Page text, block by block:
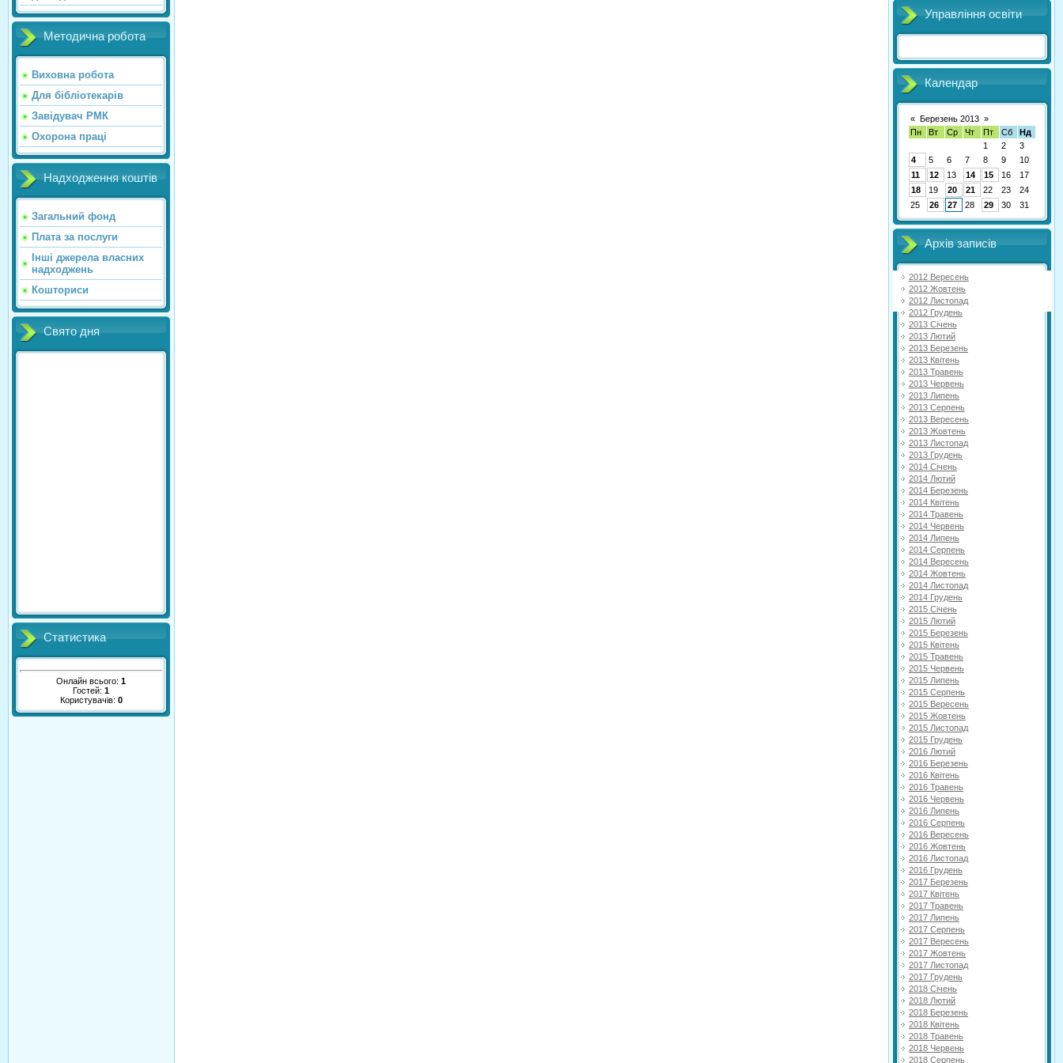
Методична робота
Виховна робота
Для бібліотекарів
Завідувач РМК
Охорона праці
Надходження коштів
Загальний фонд
Плата за послуги
Інші джерела власних
надходжень
Кошториси
Свято дня
Статистика
Онлайн всього: 1
Гостей: 1
Користувачів: 0
Управління освіти
Календар
« Березень 2013 »
Пн
Вт Ср Чт Пт Сб
Нд
1
2
3
4
5 6 7 8 9
10
11
12 13 14 15 16
17
18
19 20 21 22 23
24
25
26 27 28 29 30 31
Архів записів
2012 Вересень
2012 Жовтень
2012 Листопад
2012 Грудень
2013 Січень
2013 Лютий
2013 Березень
2013 Квітень
2013 Травень
2013 Червень
2013 Липень
2013 Серпень
2013 Вересень
2013 Жовтень
2013 Листопад
2013 Грудень
2014 Січень
2014 Лютий
2014 Березень
2014 Квітень
2014 Травень
2014 Червень
2014 Липень
2014 Серпень
2014 Вересень
2014 Жовтень
2014 Листопад
2014 Грудень
2015 Січень
2015 Лютий
2015 Березень
2015 Квітень
2015 Травень
2015 Червень
2015 Липень
2015 Серпень
2015 Вересень
2015 Жовтень
2015 Листопад
2015 Грудень
2016 Лютий
2016 Березень
2016 Квітень
2016 Травень
2016 Червень
2016 Липень
2016 Серпень
2016 Вересень
2016 Жовтень
2016 Листопад
2016 Грудень
2017 Березень
2017 Квітень
2017 Травень
2017 Липень
2017 Серпень
2017 Вересень
2017 Жовтень
2017 Листопад
2017 Грудень
2018 Січень
2018 Лютий
2018 Березень
2018 Квітень
2018 Травень
2018 Червень
2018 Серпень